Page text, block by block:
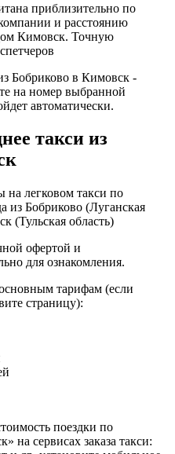
приблизительно по
и расстоянию
Кимовск. Точную
Бобриково в Кимовск -
на номер выбранной
автоматически.
такси из
на легковом такси по
из Бобриково (Луганская
(Тульская область)
офертой и
для ознакомления.
тарифам (если
страницу):
поездки по
на сервисах заказа такси: